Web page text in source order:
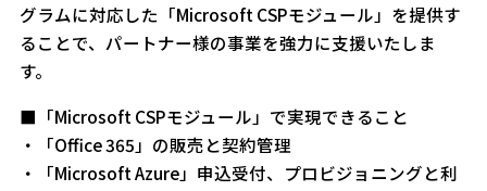
グラムに対応した「Microsoft CSPモジュール」を提供す
ることで、パートナー様の事業を強力に支援いたしま
す。
■「Microsoft CSPモジュール」で実現できること
・「Office 365」の販売と契約管理
・「Microsoft Azure」申込受付、プロビジョニングと利